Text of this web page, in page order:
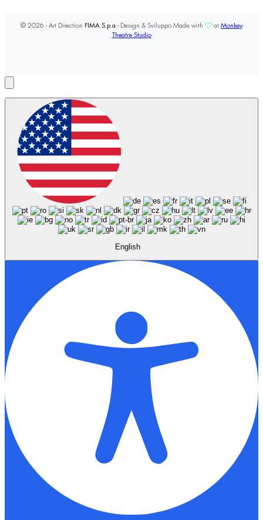
© 2026 - Art Direction FIMA S.p.a - Design & Sviluppo Made with at Monkey
Theatre Studio
English